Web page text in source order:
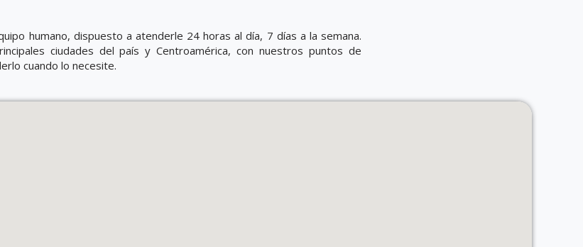
humano, dispuesto a atenderle 24 horas al día, 7 días a la semana.
ciudades del país y Centroamérica, con nuestros puntos de
cuando lo necesite.